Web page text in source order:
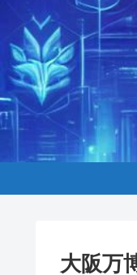
大阪万